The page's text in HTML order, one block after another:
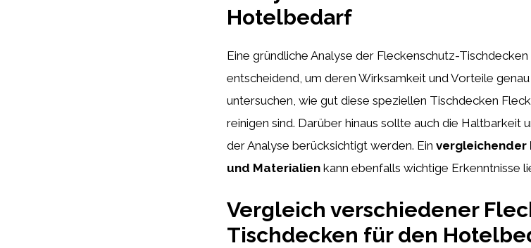
Hotelbedarf
Eine gründliche Analyse der Fleckenschutz-
entscheidend, um deren Wirksamkeit und Vorteile
untersuchen, wie gut diese speziellen Tischdecken
reinigen sind. Darüber hinaus sollte auch die Haltbarkeit
der Analyse berücksichtigt werden. Ein vergleichender
und Materialien kann ebenfalls wichtige Erkenntnisse
Vergleich verschiedener
Tischdecken für den